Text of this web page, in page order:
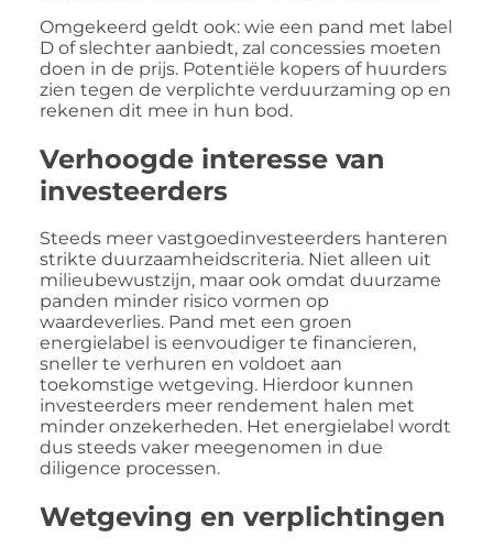
Omgekeerd geldt ook: wie een pand met label
D of slechter aanbiedt, zal concessies moeten
doen in de prijs. Potentiële kopers of huurders
zien tegen de verplichte verduurzaming op en
rekenen dit mee in hun bod.
Verhoogde interesse van
investeerders
Steeds meer vastgoedinvesteerders hanteren
strikte duurzaamheidscriteria. Niet alleen uit
milieubewustzijn, maar ook omdat duurzame
panden minder risico vormen op
waardeverlies. Pand met een groen
energielabel is eenvoudiger te financieren,
sneller te verhuren en voldoet aan
toekomstige wetgeving. Hierdoor kunnen
investeerders meer rendement halen met
minder onzekerheden. Het energielabel wordt
dus steeds vaker meegenomen in due
diligence processen.
Wetgeving en verplichtingen